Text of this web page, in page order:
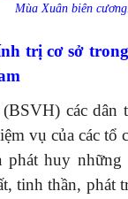
Mùa Xuân biên
trị cơ sở
các
vụ của các
huy
tinh thần,